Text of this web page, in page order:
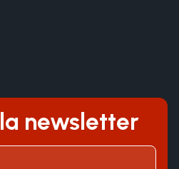
newsletter